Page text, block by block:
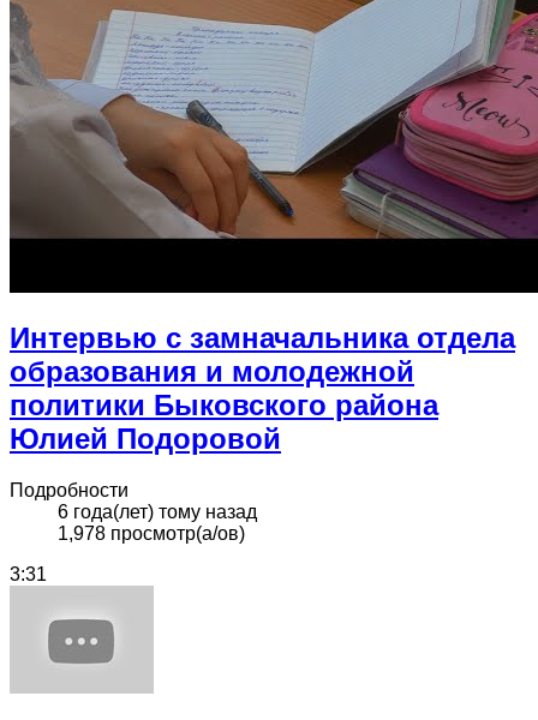
Интервью с замначальника отдела
образования и молодежной
политики Быковского района
Юлией Подоровой
Подробности
6 года(лет) тому назад
1,978 просмотр(а/ов)
3:31